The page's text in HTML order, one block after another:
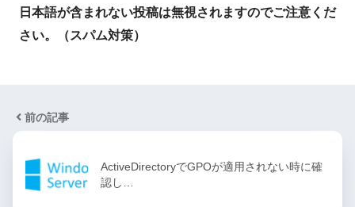
日本語が含まれない投稿は無視されますのでご注意くだ
さい。（スパム対策）
前の記事
ActiveDirectoryでGPOが適用されない時に確
認し…